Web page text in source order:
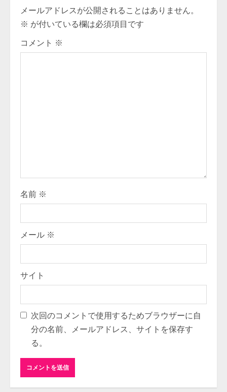
i
n
u
i
n
g
メールアドレスが公開されることはありません。
※ が付いている欄は必須項目です
コメント ※
名前 ※
メール ※
サイト
次回のコメントで使用するためブラウザーに自
分の名前、メールアドレス、サイトを保存す
る。